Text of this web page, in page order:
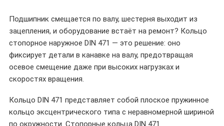
Подшипник смещается по валу, шестерня выходит из
зацепления, и оборудование встаёт на ремонт? Кольцо
стопорное наружное DIN 471 — это решение: оно
фиксирует детали в канавке на валу, предотвращая
осевое смещение даже при высоких нагрузках и
скоростях вращения.
Кольцо DIN 471 представляет собой плоское пружинное
кольцо эксцентрического типа с неравномерной шириной
по окружности. Стопорные кольца DIN 471